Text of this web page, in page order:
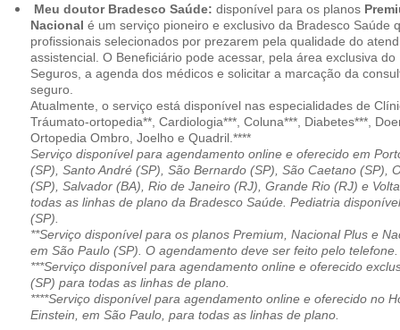
Meu doutor Bradesco Saúde: disponível para os planos
Nacional é um serviço pioneiro e exclusivo da Bradesco Saúde
profissionais selecionados por prezarem pela qualidade do
assistencial. O Beneficiário pode acessar, pela área exclusiva
Seguros, a agenda dos médicos e solicitar a marcação da
seguro.
Atualmente, o serviço está disponível nas especialidades de
Tráumato-ortopedia**, Cardiologia***, Coluna***, Diabetes***,
Ortopedia Ombro, Joelho e Quadril.****
Serviço disponível para agendamento online e oferecido em
(SP), Santo André (SP), São Bernardo (SP), São Caetano (SP),
(SP), Salvador (BA), Rio de Janeiro (RJ), Grande Rio (RJ) e
todas as linhas de plano da Bradesco Saúde. Pediatria
(SP).
**Serviço disponível para os planos Premium, Nacional Plus e
em São Paulo (SP). O agendamento deve ser feito pelo telefone.
***Serviço disponível para agendamento online e oferecido
(SP) para todas as linhas de plano.
****Serviço disponível para agendamento online e oferecido no
Einstein, em São Paulo, para todas as linhas de plano.